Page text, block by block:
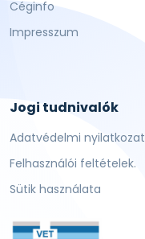
Céginfo
Impresszum
Jogi tudnivalók
Adatvédelmi nyilatkozat
Felhasználói feltételek.
Sütik használata